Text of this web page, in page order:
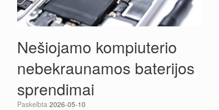
Nešiojamo kompiuterio
nebekraunamos baterijos
sprendimai
Paskelbta 2026-05-10